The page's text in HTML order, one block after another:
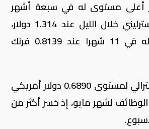
أعلى مستوى له في سبعة أشهر
مقابل الجنيه الإسترليني خلال الليل عند 1.314 دولار،
وأعلى مستوى له في 11 شهرا عند 0.8139 فرنك
وهبط الدولار ​الأسترالي لمستوى 0.6890 ‌دولار أمريكي
لشهر مايو، إذ خسر أكثر من